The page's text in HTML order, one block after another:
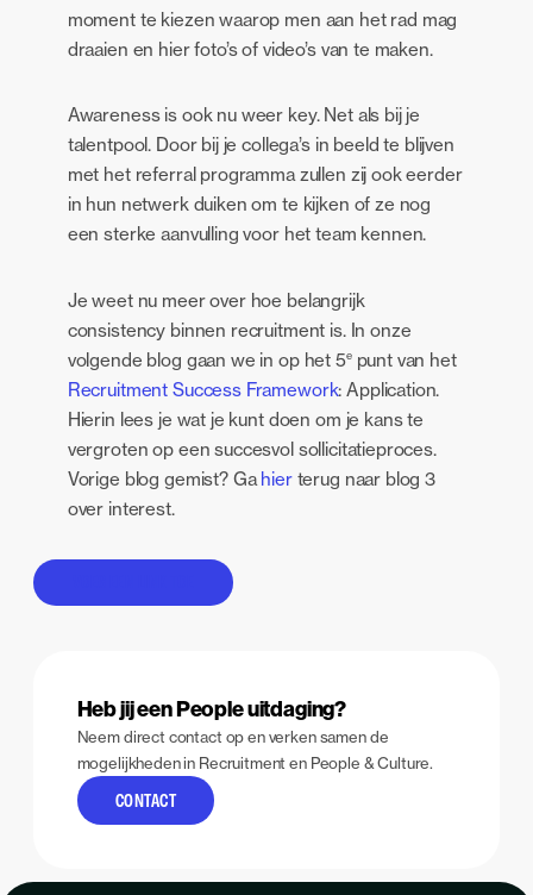
moment te kiezen waarop men aan het rad mag
draaien en hier foto’s of video’s van te maken.
Awareness is ook nu weer key. Net als bij je
talentpool. Door bij je collega’s in beeld te blijven
met het referral programma zullen zij ook eerder
in hun netwerk duiken om te kijken of ze nog
een sterke aanvulling voor het team kennen.
Je weet nu meer over hoe belangrijk
consistency binnen recruitment is. In onze
volgende blog gaan we in op het 5epunt van het
Recruitment Success Framework: Application.
Hierin lees je wat je kunt doen om je kans te
vergroten op een succesvol sollicitatieproces.
Vorige blog gemist? Ga hierterug naar blog 3
over interest.
Heb jij een People uitdaging?
Neem direct contact op en verken samen de
mogelijkheden in Recruitment en People & Culture.
CONTACT